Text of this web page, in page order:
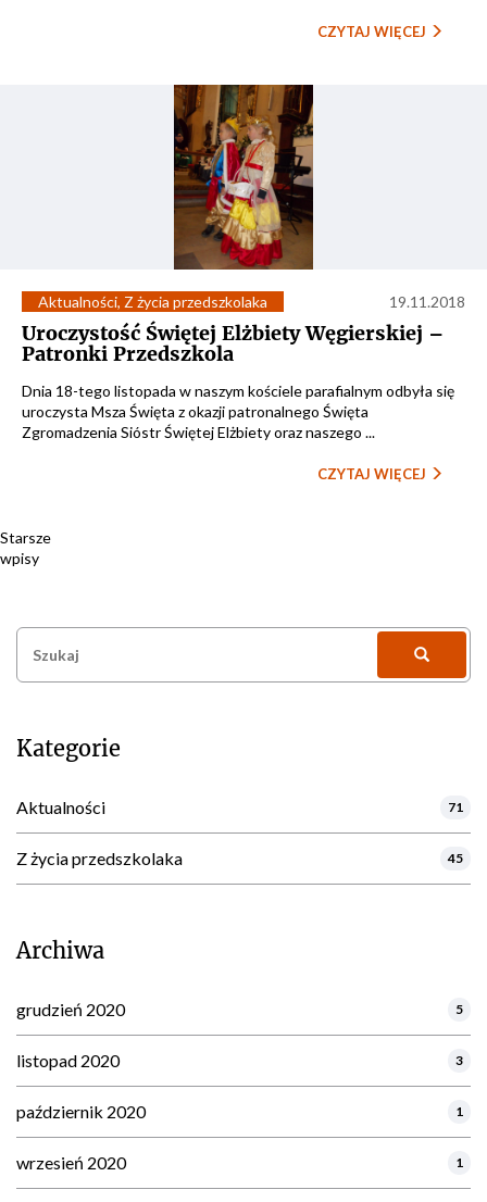
CZYTAJ WIĘCEJ
Aktualności, Z życia przedszkolaka 19.11.2018
Uroczystość Świętej Elżbiety Węgierskiej –
Patronki Przedszkola
Dnia 18-tego listopada w naszym kościele parafialnym odbyła się
uroczysta Msza Święta z okazji patronalnego Święta
Zgromadzenia Sióstr Świętej Elżbiety oraz naszego ...
CZYTAJ WIĘCEJ
Nawigacja
po
Starsze
wpisy
Kategorie
Aktualności 71
Z życia przedszkolaka 45
Archiwa
grudzień 2020 5
listopad 2020 3
październik 2020 1
wrzesień 2020 1